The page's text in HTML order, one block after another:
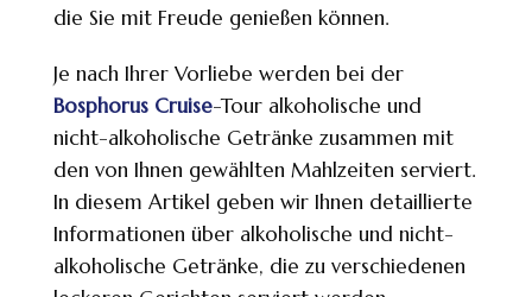
die Sie mit Freude genießen können.
Je nach Ihrer Vorliebe werden bei der
Bosphorus Cruise-Tour alkoholische und
nicht-alkoholische Getränke zusammen mit
den von Ihnen gewählten Mahlzeiten serviert.
In diesem Artikel geben wir Ihnen detaillierte
Informationen über alkoholische und nicht-
alkoholische Getränke, die zu verschiedenen